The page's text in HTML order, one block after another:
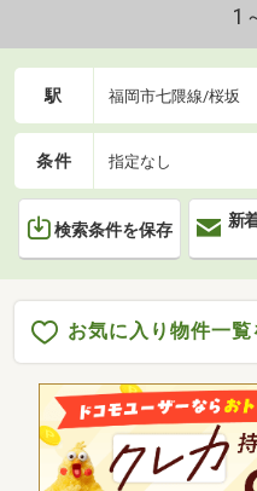
1
駅 福岡市七隈線/桜坂
条件 指定なし
検索条件を保存
新
お気に入り物件一覧